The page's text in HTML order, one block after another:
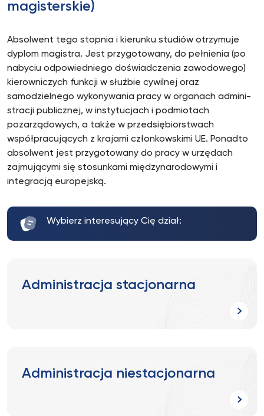
magisterskie)
Absolwent tego stopnia i kierunku studiów otrzymu­je
dyplom magistra. Jest przygotowany, do pełnienia (po
nabyciu odpowiedniego doświadczenia zawodowego)
kierowniczych funkcji w służbie cywilnej oraz
samodzielnego wykonywania pracy w organach admini­
stracji publicznej, w instytucjach i podmiotach
pozarządowych, a także w przedsiębiorstwach
współpracujących z krajami członkowskimi UE. Ponadto
absolwent jest przygotowany do pracy w urzędach
zajmującymi się stosun­kami międzynarodowymi i
integracją europejską.
Wybierz interesujący Cię dział:
Administracja stacjonarna
Administracja niestacjonarna